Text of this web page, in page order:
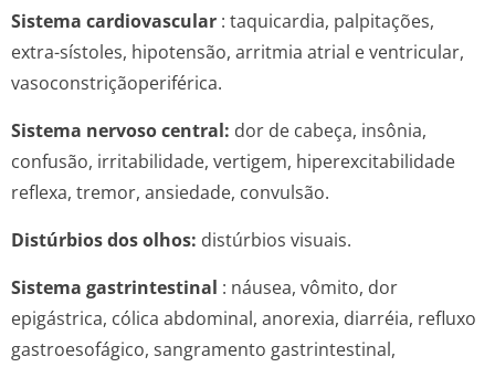
Sistema cardiovascular : taquicardia, palpitações,
extra-sístoles, hipotensão, arritmia atrial e ventricular,
vasoconstrição­periférica.
Sistema nervoso central: dor de cabeça, insônia,
confusão, irritabilidade, vertigem, hiperexcitabilidade
reflexa, tremor, ansiedade, convulsão.
Distúrbios dos olhos: distúrbios visuais.
Sistema gastrintestinal : náusea, vômito, dor
epigástrica, cólica abdominal, anorexia, diarréia, refluxo
gastroesofágico, sangramento gastrintestinal,